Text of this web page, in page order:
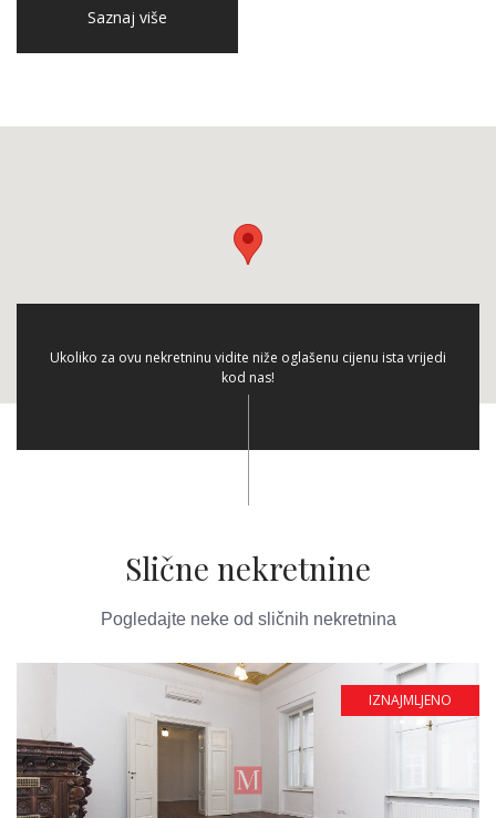
Saznaj više
Ukoliko za ovu nekretninu vidite niže oglašenu cijenu ista vrijedi
kod nas!
Slične nekretnine
Pogledajte neke od sličnih nekretnina
IZNAJMLJENO